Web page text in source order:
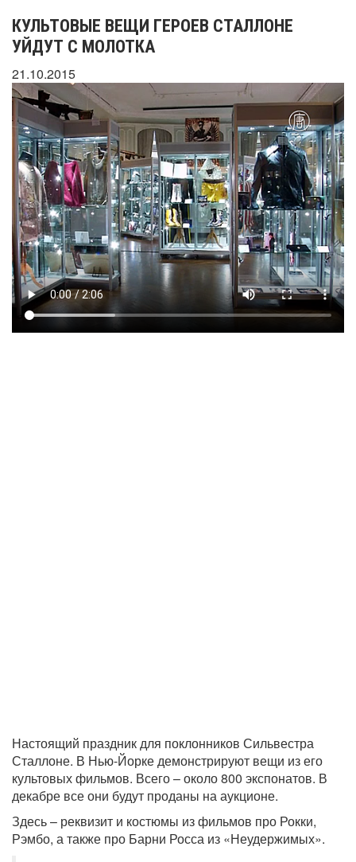
КУЛЬТОВЫЕ ВЕЩИ ГЕРОЕВ СТАЛЛОНЕ
УЙДУТ С МОЛОТКА
21.10.2015
Настоящий праздник для поклонников Сильвестра
Сталлоне. В Нью-Йорке демонстрируют вещи из его
культовых фильмов. Всего – около 800 экспонатов. В
декабре все они будут проданы на аукционе.
Здесь – реквизит и костюмы из фильмов про Рокки,
Рэмбо, а также про Барни Росса из «Неудержимых».